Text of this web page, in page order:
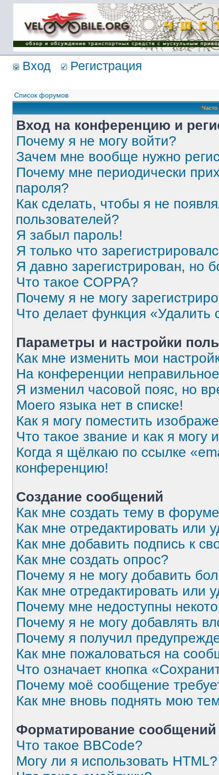
Имя пользователя:
Пароль:
{ LOG_ME_IN_SHORT
}
Вход Регистрация
Список форумов
Вход на конференцию и
Почему я не могу войти?
Зачем мне вообще нужно
Почему мне периодически
пароля?
Как сделать, чтобы я не
пользователей?
Я забыл пароль!
Я только что
Я давно зарегистрирован, но
Что такое COPPA?
Почему я не могу
Что делает функция
Параметры и настройки
Как мне изменить мои
На конференции
Я изменил часовой пояс, но
Моего языка нет в списке!
Как я могу поместить
Что такое звание и как я могу
Когда я щёлкаю по ссылке
конференцию!
Создание сообщений
Как мне создать тему в
Как мне отредактировать или
Как мне добавить подпись к
Как мне создать опрос?
Почему я не могу добавить
Как мне отредактировать или
Почему мне недоступны
Почему я не могу добавлять
Почему я получил
Как мне пожаловаться на
Что означает кнопка
Почему моё сообщение
Как мне вновь поднять мою
Форматирование
Что такое BBCode?
Могу ли я использовать HTML?